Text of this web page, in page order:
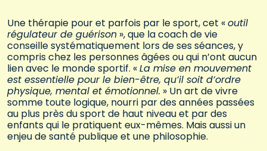
Une thérapie pour et parfois par le sport, cet «outil
régulateur de guérison », que la coach de vie
conseille systématiquement lors de ses séances, y
compris chez les personnes âgées ou qui n’ont aucun
lien avec le monde sportif. «La mise en mouvement
est essentielle pour le bien-être, qu’il soit d’ordre
physique, mental et émotionnel. » Un art de vivre
somme toute logique, nourri par des années passées
au plus près du sport de haut niveau et par des
enfants qui le pratiquent eux-mêmes. Mais aussi un
enjeu de santé publique et une philosophie.